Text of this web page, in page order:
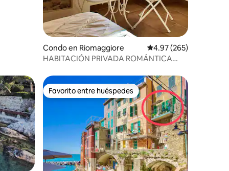
Condo en Riomaggiore Calificación promedio:
4.97 (265)
HABITACIÓN PRIVADA ROMÁNTICA
Favorito entre huéspedes
Favorito entre huéspedes